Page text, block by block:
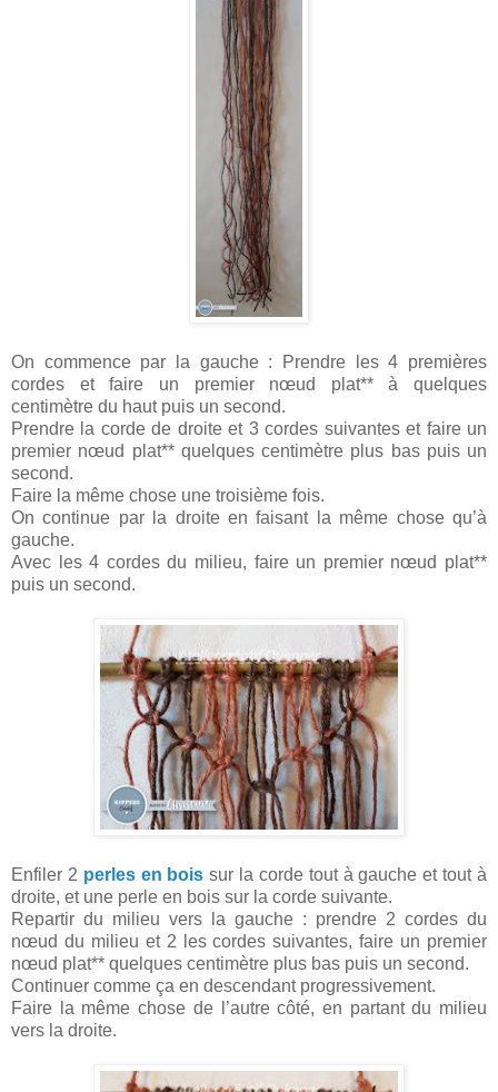
On commence par la gauche : Prendre les 4 premières
cordes et faire un premier nœud plat** à quelques
centimètre du haut puis un second.
Prendre la corde de droite et 3 cordes suivantes et faire un
premier nœud plat** quelques centimètre plus bas puis un
second.
Faire la même chose une troisième fois.
On continue par la droite en faisant la même chose qu’à
gauche.
Avec les 4 cordes du milieu, faire un premier nœud plat**
puis un second.
Enfiler 2 perles en bois sur la corde tout à gauche et tout à
droite, et une perle en bois sur la corde suivante.
Repartir du milieu vers la gauche : prendre 2 cordes du
nœud du milieu et 2 les cordes suivantes, faire un premier
nœud plat** quelques centimètre plus bas puis un second.
Continuer comme ça en descendant progressivement.
Faire la même chose de l’autre côté, en partant du milieu
vers la droite.